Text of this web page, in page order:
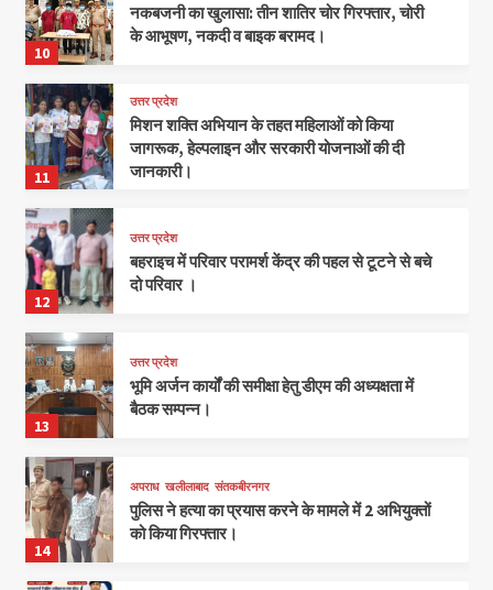
10
नकबजनी का खुलासा: तीन शातिर चोर गिरफ्तार, चोरी
के आभूषण, नकदी व बाइक बरामद।
11
उत्तर प्रदेश
मिशन शक्ति अभियान के तहत महिलाओं को किया
जागरूक, हेल्पलाइन और सरकारी योजनाओं की दी
जानकारी।
12
उत्तर प्रदेश
बहराइच में परिवार परामर्श केंद्र की पहल से टूटने से बचे
दो परिवार ।
13
उत्तर प्रदेश
भूमि अर्जन कार्यों की समीक्षा हेतु डीएम की अध्यक्षता में
बैठक सम्पन्न।
14
अपराध खलीलाबाद संतकबीरनगर
पुलिस ने हत्या का प्रयास करने के मामले में 2 अभियुक्तों
को किया गिरफ्तार।